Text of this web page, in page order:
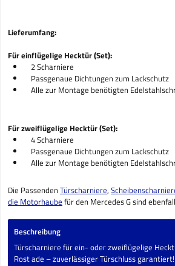
Lieferumfang:
Für einflügelige Hecktür (Set):
2 Scharniere
Passgenaue Dichtungen zum Lackschutz
Alle zur Montage benötigten
Für zweiflügelige Hecktür (Set):
4 Scharniere
Passgenaue Dichtungen zum Lackschutz
Alle zur Montage benötigten
Die PassendenTürscharniere,
die Motorhaube für den Mercedes G sind
Beschreibung
Türscharniere für ein- oder zweiflügelige
Rost ade – zuverlässiger Türschluss